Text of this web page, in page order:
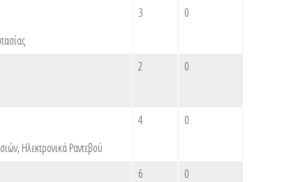
3 0
2 0
,Ηλεκτρονικά Ραντεβού
4 0
6 0